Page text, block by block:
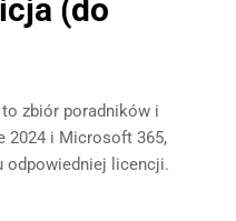
(do
zbiór poradników i
2024 i Microsoft 365,
odpowiedniej licencji.